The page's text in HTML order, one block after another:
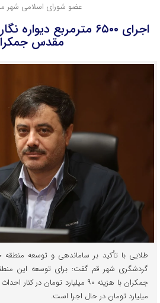
عضو شورای اسلامی شهر
اجرای ۶۵۰۰ مترمربع
مقدس
طلایی با تأکید بر ساماندهی و توسعه
میلیارد تومان در حال اجرا است.